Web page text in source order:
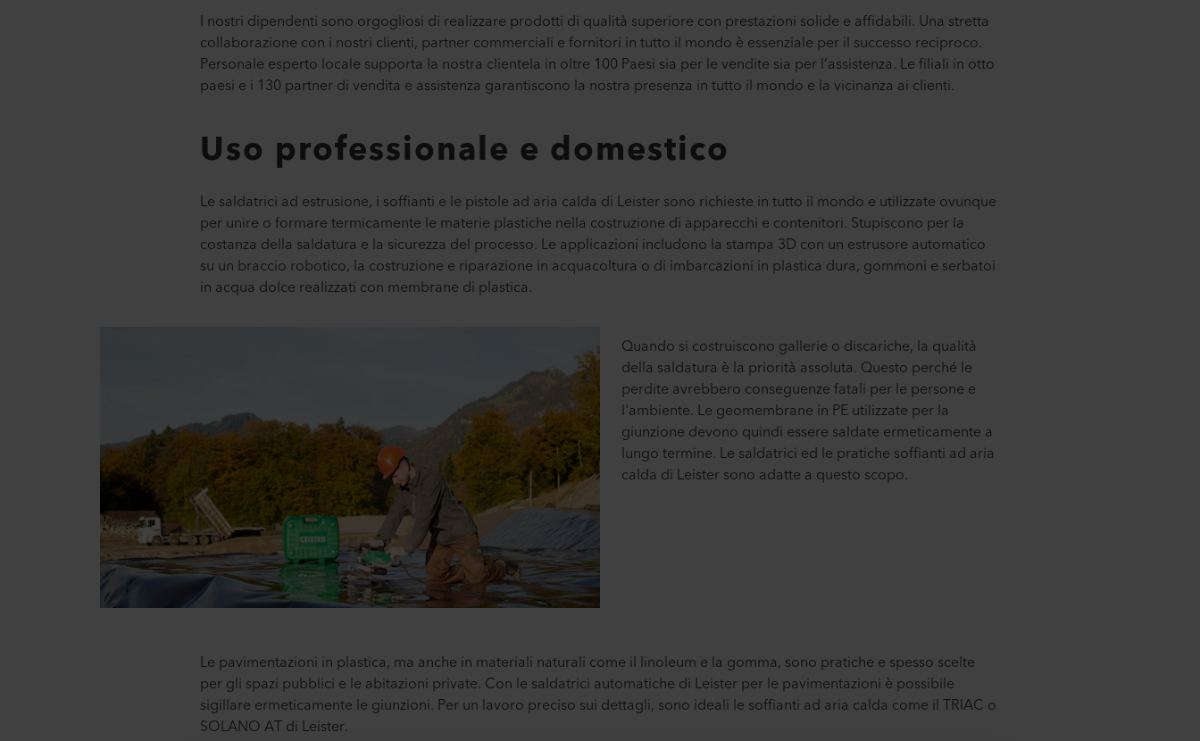
I nostri dipendenti sono orgogliosi di realizzare prodotti di qualità superiore con prestazioni solide e affidabili. Una stretta
collaborazione con i nostri clienti, partner commerciali e fornitori in tutto il mondo è essenziale per il successo reciproco.
Personale esperto locale supporta la nostra clientela in oltre 100 Paesi sia per le vendite sia per l’assistenza. Le filiali in otto
paesi e i 130 partner di vendita e assistenza garantiscono la nostra presenza in tutto il mondo e la vicinanza ai clienti.
Uso professionale e domestico
Le saldatrici ad estrusione, i soffianti e le pistole ad aria calda di Leister sono richieste in tutto il mondo e utilizzate ovunque
per unire o formare termicamente le materie plastiche nella costruzione di apparecchi e contenitori. Stupiscono per la
costanza della saldatura e la sicurezza del processo. Le applicazioni includono la stampa 3D con un estrusore automatico
su un braccio robotico, la costruzione e riparazione in acquacoltura o di imbarcazioni in plastica dura, gommoni e serbatoi
in acqua dolce realizzati con membrane di plastica.
Quando si costruiscono gallerie o discariche, la qualità
della saldatura è la priorità assoluta. Questo perché le
perdite avrebbero conseguenze fatali per le persone e
l'ambiente. Le geomembrane in PE utilizzate per la
giunzione devono quindi essere saldate ermeticamente a
lungo termine. Le saldatrici ed le pratiche soffianti ad aria
calda di Leister sono adatte a questo scopo.
Le pavimentazioni in plastica, ma anche in materiali naturali come il linoleum e la gomma, sono pratiche e spesso scelte
per gli spazi pubblici e le abitazioni private. Con le saldatrici automatiche di Leister per le pavimentazioni è possibile
sigillare ermeticamente le giunzioni. Per un lavoro preciso sui dettagli, sono ideali le soffianti ad aria calda come il TRIAC o
SOLANO AT di Leister.